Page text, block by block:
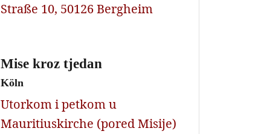
Straße 10, 50126 Bergheim
Mise kroz tjedan
Köln
Utorkom i petkom u
Mauritiuskirche (pored Misije)